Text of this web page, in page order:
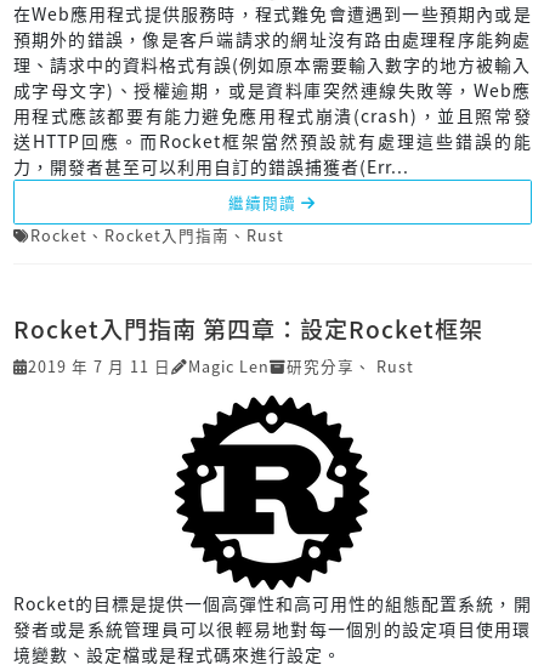
在Web應用程式提供服務時，程式難免會遭遇到一些預期內或是
預期外的錯誤，像是客戶端請求的網址沒有路由處理程序能夠處
理、請求中的資料格式有誤(例如原本需要輸入數字的地方被輸入
成字母文字)、授權逾期，或是資料庫突然連線失敗等，Web應
用程式應該都要有能力避免應用程式崩潰(crash)，並且照常發
送HTTP回應。而Rocket框架當然預設就有處理這些錯誤的能
力，開發者甚至可以利用自訂的錯誤捕獲者(Err...
繼續閱讀
Rocket 、 Rocket入門指南 、 Rust
Rocket入門指南 第四章：設定Rocket框架
2019 年 7 月 11 日 Magic Len 研究分享 、 Rust
Rocket的目標是提供一個高彈性和高可用性的組態配置系統，開
發者或是系統管理員可以很輕易地對每一個別的設定項目使用環
境變數、設定檔或是程式碼來進行設定。